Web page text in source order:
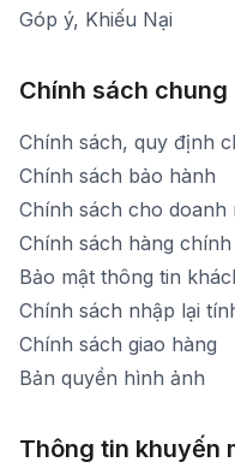
Góp ý, Khiếu Nại
Chính sách chung
Chính sách, quy định
Chính sách bảo hành
Chính sách cho doanh
Chính sách hàng chính
Bảo mật thông tin
Chính sách nhập lại
Chính sách giao hàng
Bản quyền hình ảnh
Thông tin khuyến